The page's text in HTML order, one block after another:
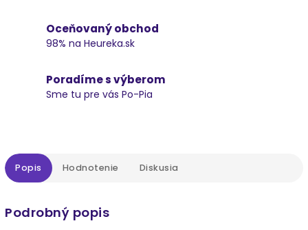
Oceňovaný obchod
98% na Heureka.sk
Poradíme s výberom
Sme tu pre vás Po-Pia
Popis Hodnotenie Diskusia
Podrobný popis